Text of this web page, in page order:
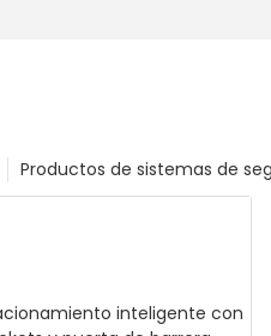
Productos de sistemas de